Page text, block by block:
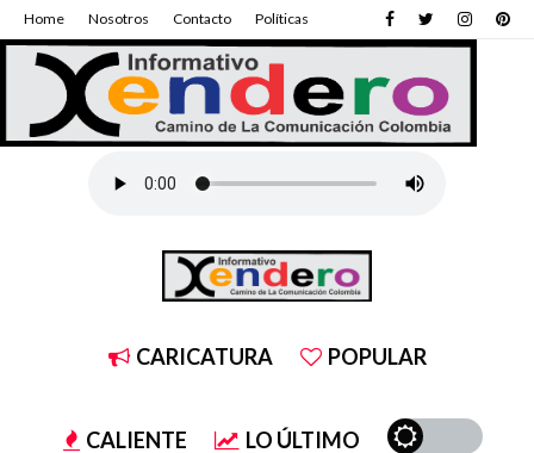
Home Nosotros Contacto Políticas
CARICATURA POPULAR
CALIENTE LO ÚLTIMO